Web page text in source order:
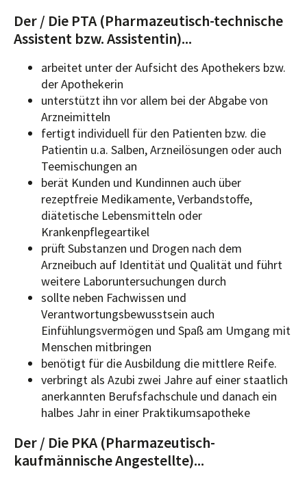
Der / Die PTA (Pharmazeutisch-technische
Assistent bzw. Assistentin)...
arbeitet unter der Aufsicht des Apothekers bzw.
der Apothekerin
unterstützt ihn vor allem bei der Abgabe von
Arzneimitteln
fertigt individuell für den Patienten bzw. die
Patientin u.a. Salben, Arzneilösungen oder auch
Teemischungen an
berät Kunden und Kundinnen auch über
rezeptfreie Medikamente, Verbandstoffe,
diätetische Lebensmitteln oder
Krankenpflegeartikel
prüft Substanzen und Drogen nach dem
Arzneibuch auf Identität und Qualität und führt
weitere Laboruntersuchungen durch
sollte neben Fachwissen und
Verantwortungsbewusstsein auch
Einfühlungsvermögen und Spaß am Umgang mit
Menschen mitbringen
benötigt für die Ausbildung die mittlere Reife.
verbringt als Azubi zwei Jahre auf einer staatlich
anerkannten Berufsfachschule und danach ein
halbes Jahr in einer Praktikumsapotheke
Der / Die PKA (Pharmazeutisch-
kaufmännische Angestellte)...